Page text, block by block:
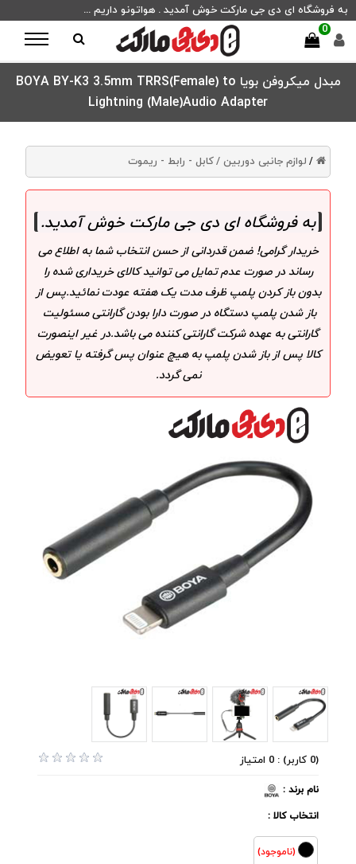
به فروشگاه ای دی جی مارکت خوش آمدید . هواتونو داریم ...
0
مبدل میکروفن بویا BOYA BY-K3 3.5mm TRRS(Female) to
Lightning (Male)Audio Adapter
/ لوازم جانبی دوربین /کابل - رابط - ریموت
به فروشگاه ای دی جی مارکت خوش آمدید.
خریدار گرامی! ضمن قدردانی از حسن انتخاب شما به اطلاع می
رساند در صورت عدم تمایل می توانید کالای خریداری شده را
بدون باز کردن پلمپ ظرف مدت یک هفته عودت نمائید.پس از
باز شدن پلمپ دستگاه در صورت دارا بودن گارانتی مسئولیت
گارانتی به عهده شرکت گارانتی کننده می باشد.در غیر اینصورت
کالا پس از باز شدن پلمپ به هیچ عنوان پس گرفته یا تعویض
نمی گردد.
(0 کاربر) : 0 امتیاز
نام برند :
انتخاب کالا :
(ناموجود)